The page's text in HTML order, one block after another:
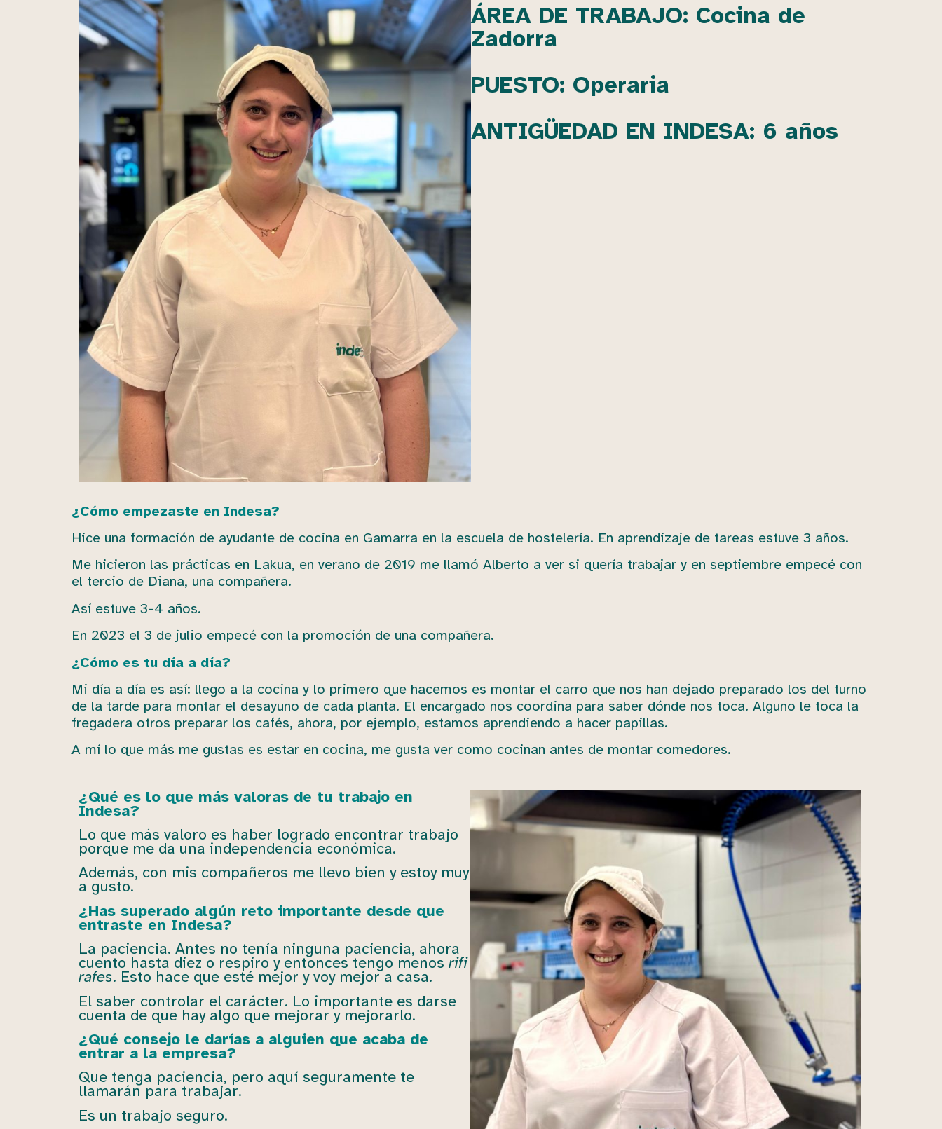
ÁREA DE TRABAJO: Cocina de
Zadorra
PUESTO: Operaria
ANTIGÜEDAD EN INDESA: 6 años
¿Cómo empezaste en Indesa?
Hice una formación de ayudante de cocina en Gamarra en la escuela de hostelería. En aprendizaje de tareas estuve 3 años.
Me hicieron las prácticas en Lakua, en verano de 2019 me llamó Alberto a ver si quería trabajar y en septiembre empecé con
el tercio de Diana, una compañera.
Así estuve 3-4 años.
En 2023 el 3 de julio empecé con la promoción de una compañera.
¿Cómo es tu día a día?
Mi día a día es así: llego a la cocina y lo primero que hacemos es montar el carro que nos han dejado preparado los del turno
de la tarde para montar el desayuno de cada planta. El encargado nos coordina para saber dónde nos toca. Alguno le toca la
fregadera otros preparar los cafés, ahora, por ejemplo, estamos aprendiendo a hacer papillas.
A mí lo que más me gustas es estar en cocina, me gusta ver como cocinan antes de montar comedores.
¿Qué es lo que más valoras de tu trabajo en
Indesa?
Lo que más valoro es haber logrado encontrar trabajo
porque me da una independencia económica.
Además, con mis compañeros me llevo bien y estoy muy
a gusto.
¿Has superado algún reto importante desde que
entraste en Indesa?
La paciencia. Antes no tenía ninguna paciencia, ahora
cuento hasta diez o respiro y entonces tengo menos rifi
rafes. Esto hace que esté mejor y voy mejor a casa.
El saber controlar el carácter. Lo importante es darse
cuenta de que hay algo que mejorar y mejorarlo.
¿Qué consejo le darías a alguien que acaba de
entrar a la empresa?
Que tenga paciencia, pero aquí seguramente te
llamarán para trabajar.
Es un trabajo seguro.